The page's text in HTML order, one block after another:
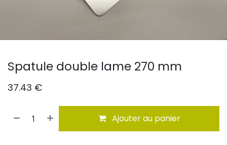
Spatule double lame 270 mm
37.43 €
Ajouter au panier